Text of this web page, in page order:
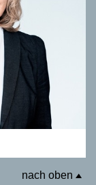
nach oben